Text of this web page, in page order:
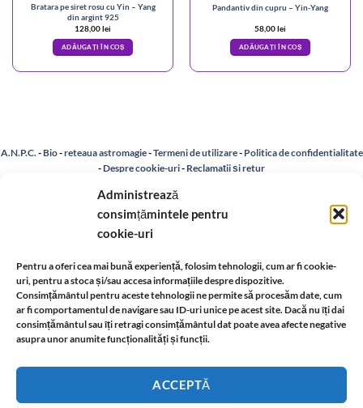
Administrează
consimțămintele pentru
cookie-uri
Pentru a oferi cea mai bună experiență, folosim tehnologii, cum ar fi cookie-
uri, pentru a stoca și/sau accesa informațiile despre dispozitive.
Consimțământul pentru aceste tehnologii ne permite să procesăm date, cum
ar fi comportamentul de navigare sau ID-uri unice pe acest site. Dacă nu îți dai
consimțământul sau îți retragi consimțământul dat poate avea afecte negative
asupra unor anumite funcționalități și funcții.
ACCEPTĂ
Bratara pe siret rosu cu Yin – Yang
din argint 925
128,00lei
ADĂUGAȚI ÎN COȘ
Pandantiv din cupru – Yin-Yang
58,00lei
ADĂUGAȚI ÎN COȘ
A.N.P.C. -Bio-reteaua astromagie-Termeni de utilizare- Politica de confidentialitate
-Despre cookie-uri- Reclamații și retur
Politica de rezolvare a reclamatiilor -
Informatii legale: